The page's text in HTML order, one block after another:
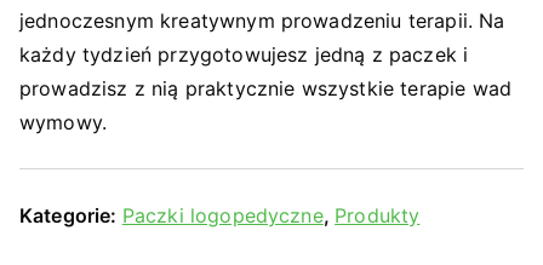
jednoczesnym kreatywnym prowadzeniu terapii. Na
każdy tydzień przygotowujesz jedną z paczek i
prowadzisz z nią praktycznie wszystkie terapie wad
wymowy.
Kategorie: Paczki logopedyczne, Produkty